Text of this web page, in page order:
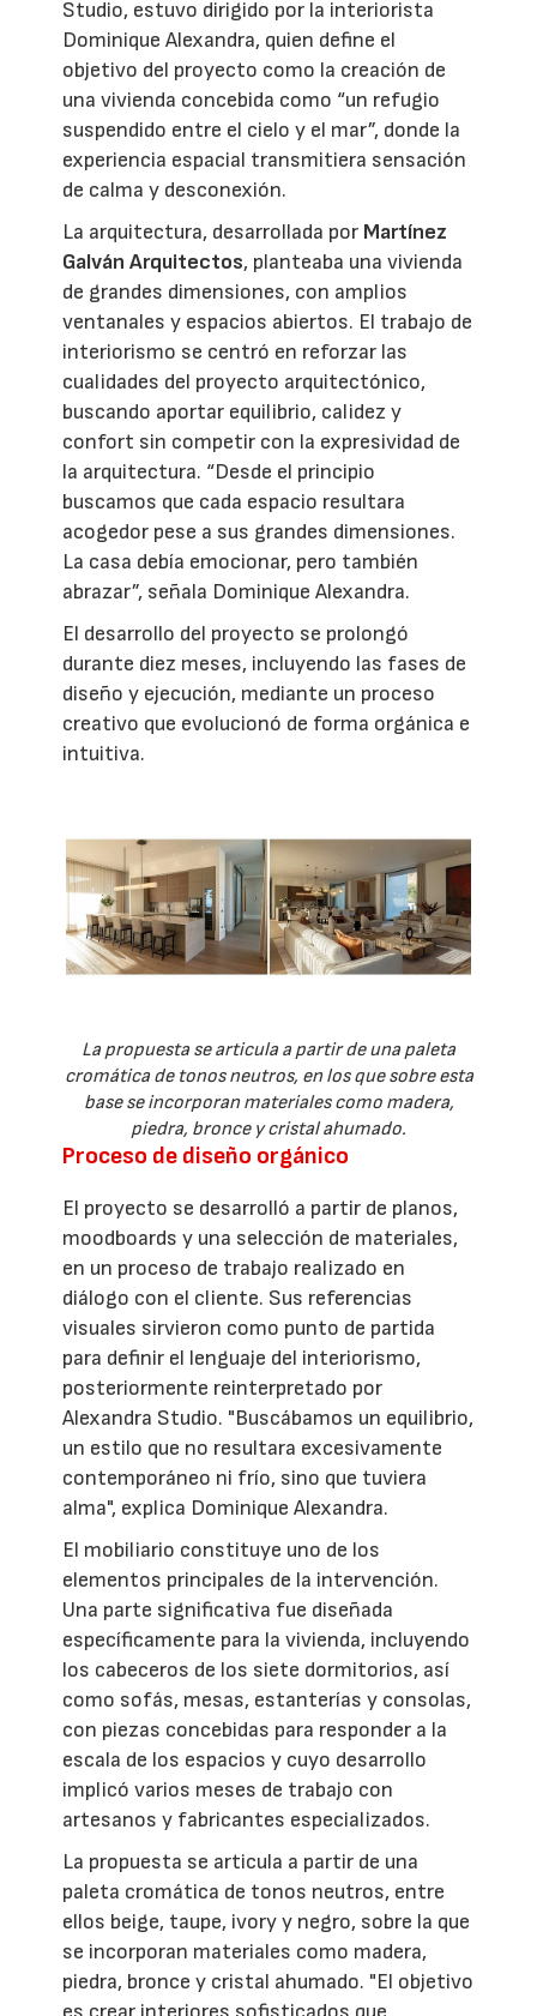
Studio, estuvo dirigido por la interiorista
Dominique Alexandra, quien define el
objetivo del proyecto como la creación de
una vivienda concebida como “un refugio
suspendido entre el cielo y el mar”, donde la
experiencia espacial transmitiera sensación
de calma y desconexión.
La arquitectura, desarrollada por Martínez
Galván Arquitectos, planteaba una vivienda
de grandes dimensiones, con amplios
ventanales y espacios abiertos. El trabajo de
interiorismo se centró en reforzar las
cualidades del proyecto arquitectónico,
buscando aportar equilibrio, calidez y
confort sin competir con la expresividad de
la arquitectura. “Desde el principio
buscamos que cada espacio resultara
acogedor pese a sus grandes dimensiones.
La casa debía emocionar, pero también
abrazar”, señala Dominique Alexandra.
El desarrollo del proyecto se prolongó
durante diez meses, incluyendo las fases de
diseño y ejecución, mediante un proceso
creativo que evolucionó de forma orgánica e
intuitiva.
La propuesta se articula a partir de una paleta
cromática de tonos neutros, en los que sobre esta
base se incorporan materiales como madera,
piedra, bronce y cristal ahumado.
Proceso de diseño orgánico
El proyecto se desarrolló a partir de planos,
moodboards y una selección de materiales,
en un proceso de trabajo realizado en
diálogo con el cliente. Sus referencias
visuales sirvieron como punto de partida
para definir el lenguaje del interiorismo,
posteriormente reinterpretado por
Alexandra Studio. "Buscábamos un equilibrio,
un estilo que no resultara excesivamente
contemporáneo ni frío, sino que tuviera
alma", explica Dominique Alexandra.
El mobiliario constituye uno de los
elementos principales de la intervención.
Una parte significativa fue diseñada
específicamente para la vivienda, incluyendo
los cabeceros de los siete dormitorios, así
como sofás, mesas, estanterías y consolas,
con piezas concebidas para responder a la
escala de los espacios y cuyo desarrollo
implicó varios meses de trabajo con
artesanos y fabricantes especializados.
La propuesta se articula a partir de una
paleta cromática de tonos neutros, entre
ellos beige, taupe, ivory y negro, sobre la que
se incorporan materiales como madera,
piedra, bronce y cristal ahumado. "El objetivo